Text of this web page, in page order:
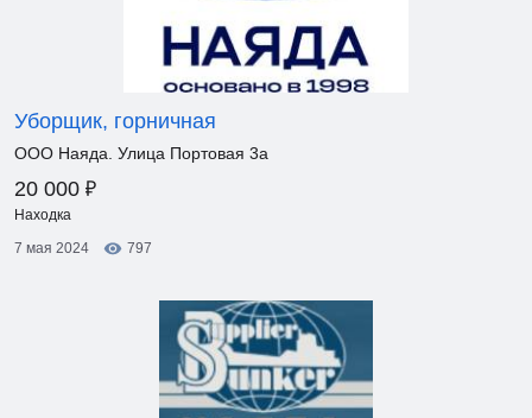
Уборщик, горничная
ООО Наяда. Улица Портовая 3а
20 000 ₽
Находка
7 мая 2024
797